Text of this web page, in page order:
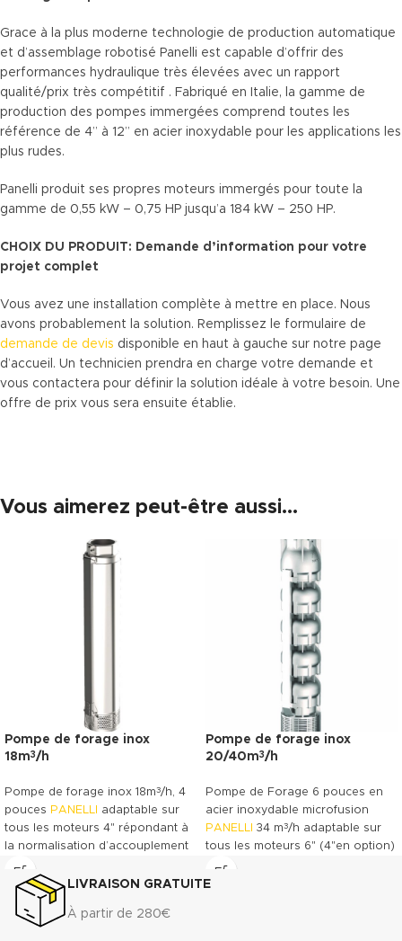
Grace à la plus moderne technologie de production automatique
et d’assemblage robotisé Panelli est capable d’offrir des
performances hydraulique très élevées avec un rapport
qualité/prix très compétitif . Fabriqué en Italie, la gamme de
production des pompes immergées comprend toutes les
référence de 4” à 12” en acier inoxydable pour les applications les
plus rudes.
Panelli produit ses propres moteurs immergés pour toute la
gamme de 0,55 kW – 0,75 HP jusqu’a 184 kW – 250 HP.
CHOIX DU PRODUIT: Demande d’information pour votre
projet complet
Vous avez une installation complète à mettre en place. Nous
avons probablement la solution. Remplissez le formulaire de
demande de devis disponible en haut à gauche sur notre page
d’accueil. Un technicien prendra en charge votre demande et
vous contactera pour définir la solution idéale à votre besoin. Une
offre de prix vous sera ensuite établie.
Vous aimerez peut-être aussi…
Pompe de forage inox
18m3/h
Pompe de forage inox 18m3/h, 4
pouces PANELLI
adaptable sur
tous les moteurs 4" répondant à
la normalisation d’accouplement
NEMA-4. Pompe à roues semi
axiale permettant d’accepter
jusqu’à 50g de sable par m
Télécharger la fiche technique
Pompe de forage inox
20/40m3/h
Pompe de Forage 6 pouces en
acier inoxydable microfusion
PANELLI
34 m3/h adaptable sur
tous les moteurs 6" (4"en option)
répondant à la normalisation
d’accouplement NEMA-6 (4 en
LIVRAISON GRATUITE
À partir de 280€